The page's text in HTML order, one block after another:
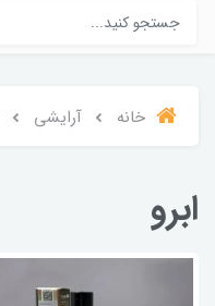
خانه آرایشی
ابرو